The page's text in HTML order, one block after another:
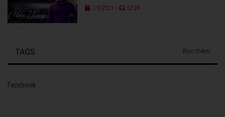
1/9/2021 - 52:39
TAGS Đọc thêm
Facebook